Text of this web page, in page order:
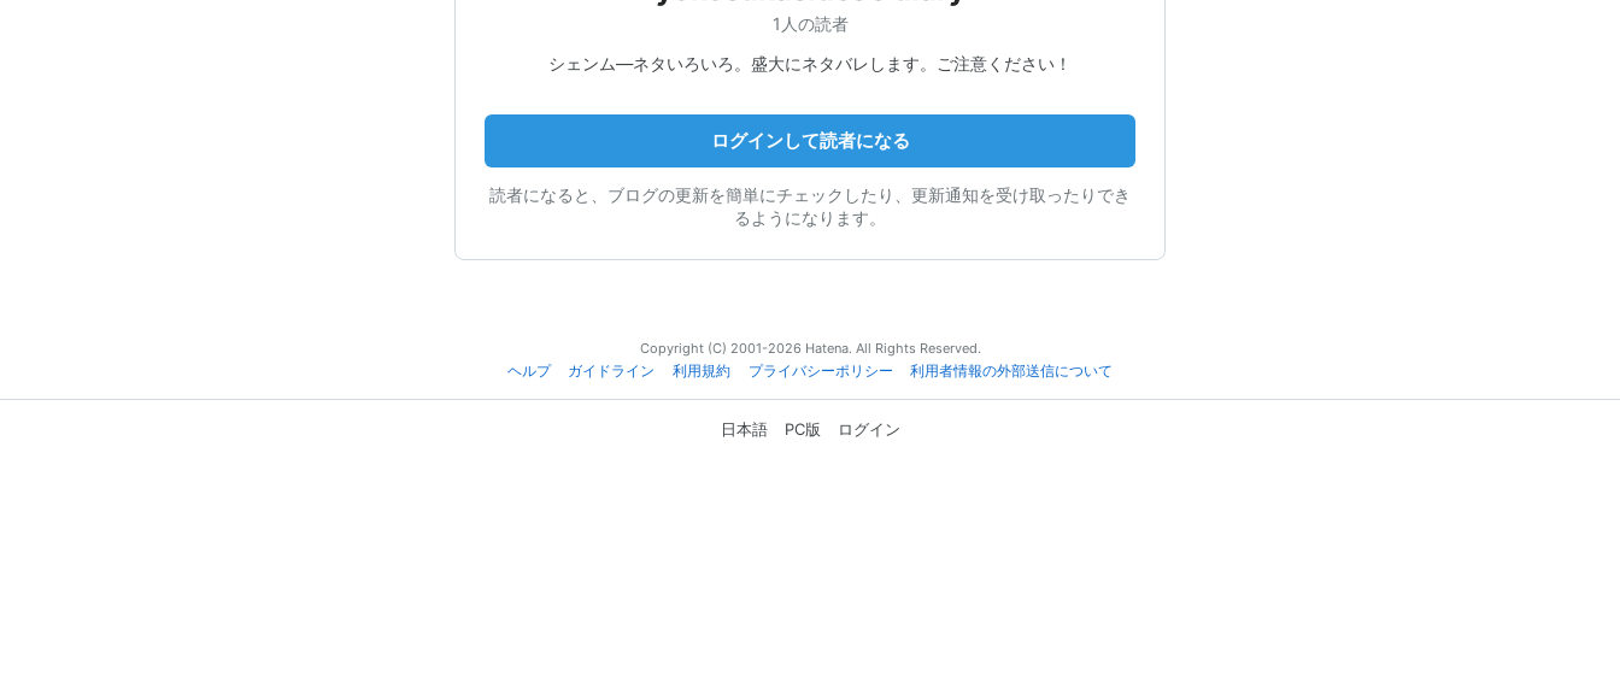
1人の読者
シェンム―ネタいろいろ。盛大にネタバレします。ご注意ください！
ログインして読者になる
読者になると、ブログの更新を簡単にチェックしたり、更新通知を受け取ったりでき
るようになります。
Copyright (C) 2001-2026 Hatena. All Rights Reserved.
ヘルプ
ガイドライン 利用規約 プライバシーポリシー 利用者情報の外部送信について
日本語 PC版 ログイン